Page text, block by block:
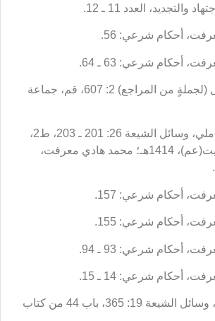
العدد 11 ـ 12.
([4]) توضيح المسائل (لجملةٍ من المراجع) 2: 607، قم، جماعة
([5]) انظر: الحُرّ العاملي، وسائل الشيعة 26: 201 ـ 203، ط2،
قم، مؤسَّسة آل البيت(عم)، 1414هـ؛ محمد هادي معرفت،
([10]) الحُرّ العاملي، وسائل الشيعة 19: 365، باب 44 من كتاب